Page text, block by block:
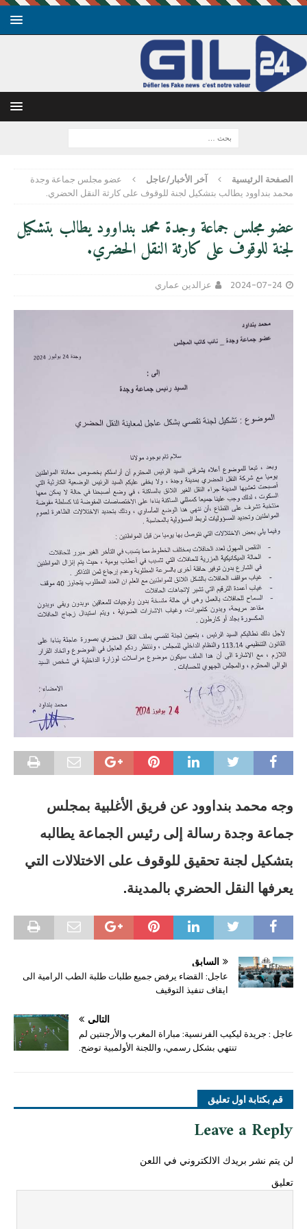
الصفحة الرئيسية آخر الأخبار/عاجل
عضو مجلس جماعة وجدة
محمد بنداوود يطالب بتشكيل لجنة للوقوف على كارثة النقل الحضري.
عضو مجلس جماعة وجدة محمد بنداوود يطالب بتشكيل
لجنة للوقوف على كارثة النقل الحضري.
2024-07-24 عزالدين عماري
وجه محمد بنداوود عن فريق الأغلبية بمجلس
جماعة وجدة رسالة إلى رئيس الجماعة يطالبه
بتشكيل لجنة تحقيق للوقوف على الاختلالات التي
يعرفها النقل الحضري بالمدينة.
السابق
عاجل: القضاء يرفض جميع طلبات طلبة الطب الرامية الى
ايقاف تنفيذ التوقيف
التالي
عاجل : جريدة ليكيب الفرنسية: مباراة المغرب والأرجنتين لم
تنتهي بشكل رسمي، واللجنة الأولمبية توضح.
قم بكتابة اول تعليق
Leave a Reply
لن يتم نشر بريدك الالكتروني في اللعن
تعليق